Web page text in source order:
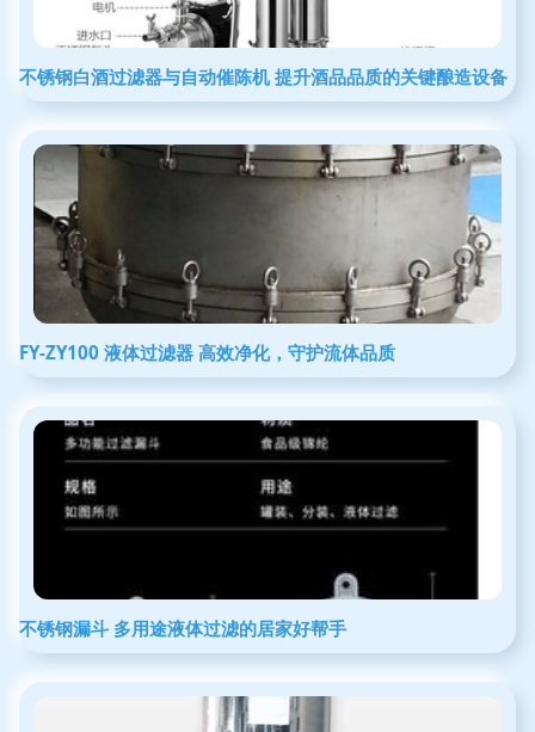
不锈钢白酒过滤器与自动催陈机 提升酒品品质的关键酿造设备
FY-ZY100 液体过滤器 高效净化，守护流体品质
不锈钢漏斗 多用途液体过滤的居家好帮手